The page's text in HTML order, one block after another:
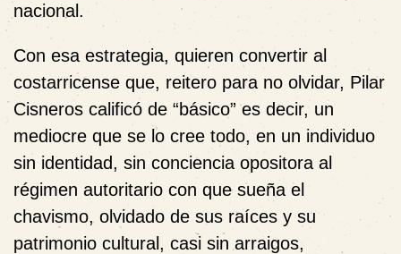
nacional.
Con esa estrategia, quieren convertir al
costarricense que, reitero para no olvidar, Pilar
Cisneros calificó de “básico” es decir, un
mediocre que se lo cree todo, en un individuo
sin identidad, sin conciencia opositora al
régimen autoritario con que sueña el
chavismo, olvidado de sus raíces y su
patrimonio cultural, casi sin arraigos,